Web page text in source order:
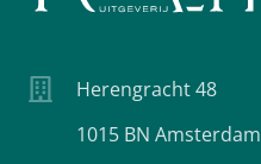
Herengracht 48
1015 BN Amsterdam